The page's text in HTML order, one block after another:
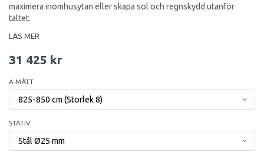
maximera inomhusytan eller skapa sol och regnskydd utanför
tältet.
LÄS MER
31 425 kr
A-MÅTT
STATIV